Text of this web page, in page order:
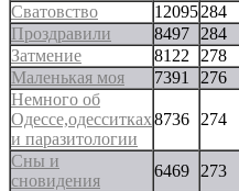
Сватовство
12095284
Проздравили
8497 284
Затмение
8122 278
Маленькая моя
7391 276
Немного об
Одессе,одесситках
и паразитологии
8736 274
Сны и
сновидения
6469 273